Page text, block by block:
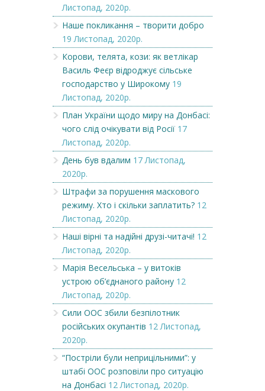
Листопад, 2020р.
Наше покликання – творити добро
19 Листопад, 2020р.
Корови, телята, кози: як ветлікар
Василь Феєр відроджує сільське
господарство у Широкому 19
Листопад, 2020р.
План України щодо миру на Донбасі:
чого слід очікувати від Росії 17
Листопад, 2020р.
День був вдалим 17 Листопад,
2020р.
Штрафи за порушення маскового
режиму. Хто і скільки заплатить? 12
Листопад, 2020р.
Наші вірні та надійні друзі-читачі! 12
Листопад, 2020р.
Марія Весельська – у витоків
устрою об’єднаного району 12
Листопад, 2020р.
Сили ООС збили безпілотник
російських окупантів 12 Листопад,
2020р.
“Постріли були неприцільними”: у
штабі ООС розповіли про ситуацію
на Донбасі 12 Листопад, 2020р.